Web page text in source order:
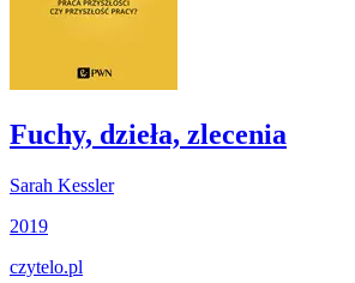
Fuchy, dzieła, zlecenia
Sarah Kessler
2019
czytelo.pl